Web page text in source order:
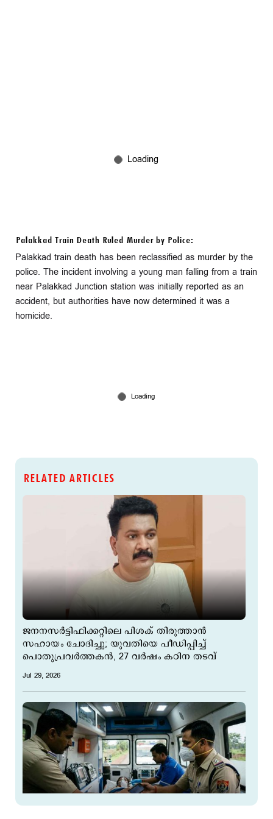
Palakkad Train Death Ruled Murder by Police:
Palakkad train death has been reclassified as murder by the
police. The incident involving a young man falling from a train
near Palakkad Junction station was initially reported as an
accident, but authorities have now determined it was a
homicide.
RELATED ARTICLES
ജനനസര്‍ട്ടിഫിക്കറ്റിലെ പിശക് തിരുത്താന്‍
സഹായം ചോദിച്ചു; യുവതിയെ പീഡിപ്പിച്ച്
പൊതുപ്രവര്‍ത്തകന്‍, 27 വർഷം കഠിന തടവ്
Jul 29, 2026